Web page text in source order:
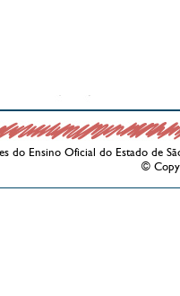
do Ensino Oficial do Estado de
©